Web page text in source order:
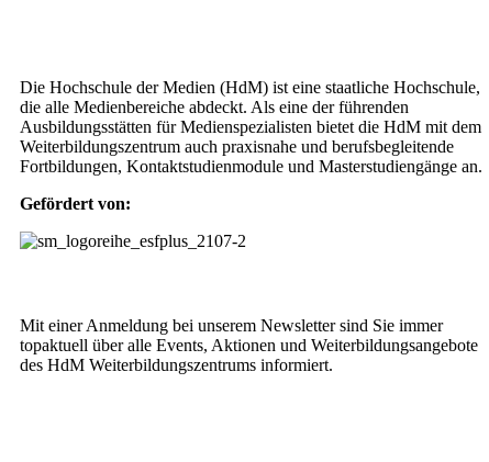
Die Hochschule der Medien (HdM) ist eine staatliche Hochschule,
die alle Medienbereiche abdeckt. Als eine der führenden
Ausbildungsstätten für Medienspezialisten bietet die HdM mit dem
Weiterbildungszentrum auch praxisnahe und berufsbegleitende
Fortbildungen, Kontaktstudienmodule und Masterstudiengänge an.
Gefördert von:
Mit einer Anmeldung bei unserem Newsletter sind Sie immer
topaktuell über alle Events, Aktionen und Weiterbildungsangebote
des HdM Weiterbildungszentrums informiert.